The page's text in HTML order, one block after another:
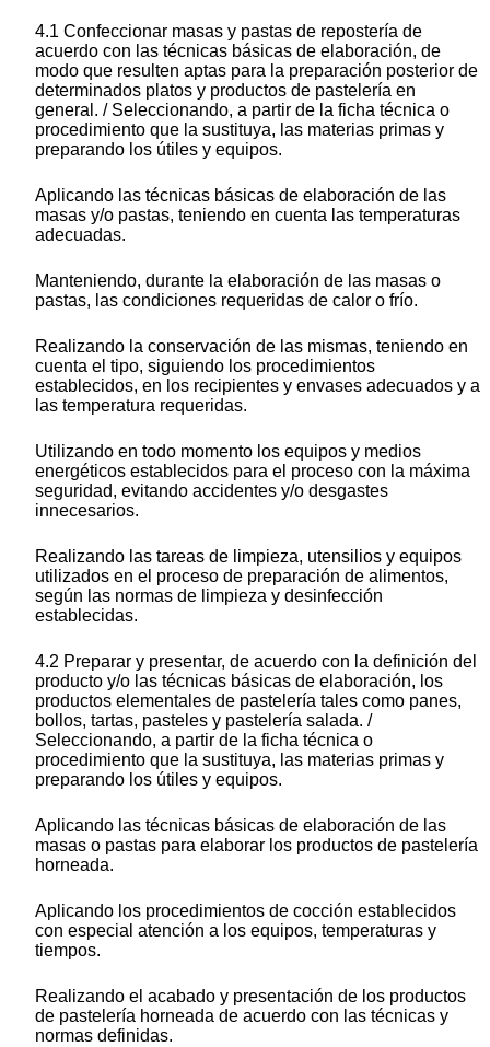
4.1 Confeccionar masas y pastas de repostería de
acuerdo con las técnicas básicas de elaboración, de
modo que resulten aptas para la preparación posterior de
determinados platos y productos de pastelería en
general. / Seleccionando, a partir de la ficha técnica o
procedimiento que la sustituya, las materias primas y
preparando los útiles y equipos.
Aplicando las técnicas básicas de elaboración de las
masas y/o pastas, teniendo en cuenta las temperaturas
adecuadas.
Manteniendo, durante la elaboración de las masas o
pastas, las condiciones requeridas de calor o frío.
Realizando la conservación de las mismas, teniendo en
cuenta el tipo, siguiendo los procedimientos
establecidos, en los recipientes y envases adecuados y a
las temperatura requeridas.
Utilizando en todo momento los equipos y medios
energéticos establecidos para el proceso con la máxima
seguridad, evitando accidentes y/o desgastes
innecesarios.
Realizando las tareas de limpieza, utensilios y equipos
utilizados en el proceso de preparación de alimentos,
según las normas de limpieza y desinfección
establecidas.
4.2 Preparar y presentar, de acuerdo con la definición del
producto y/o las técnicas básicas de elaboración, los
productos elementales de pastelería tales como panes,
bollos, tartas, pasteles y pastelería salada. /
Seleccionando, a partir de la ficha técnica o
procedimiento que la sustituya, las materias primas y
preparando los útiles y equipos.
Aplicando las técnicas básicas de elaboración de las
masas o pastas para elaborar los productos de pastelería
horneada.
Aplicando los procedimientos de cocción establecidos
con especial atención a los equipos, temperaturas y
tiempos.
Realizando el acabado y presentación de los productos
de pastelería horneada de acuerdo con las técnicas y
normas definidas.